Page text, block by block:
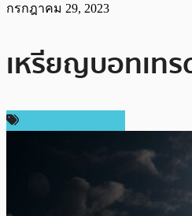
กรกฎาคม 29, 2023
เหรียญบอทเทร